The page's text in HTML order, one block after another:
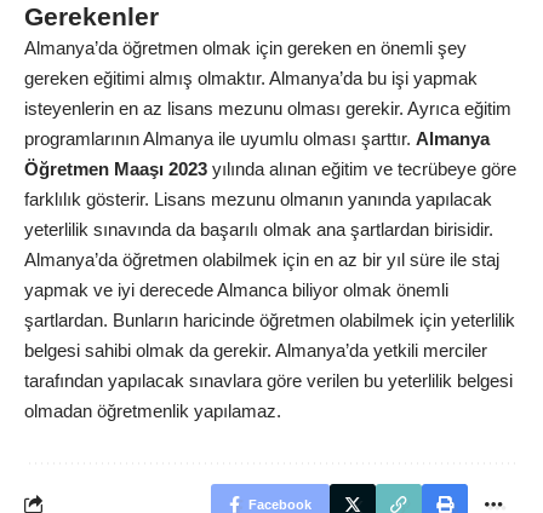
Gerekenler
Almanya’da öğretmen olmak için gereken en önemli şey
gereken eğitimi almış olmaktır. Almanya’da bu işi yapmak
isteyenlerin en az lisans mezunu olması gerekir. Ayrıca eğitim
programlarının Almanya ile uyumlu olması şarttır. Almanya
Öğretmen Maaşı 2023 yılında alınan eğitim ve tecrübeye göre
farklılık gösterir. Lisans mezunu olmanın yanında yapılacak
yeterlilik sınavında da başarılı olmak ana şartlardan birisidir.
Almanya’da öğretmen olabilmek için en az bir yıl süre ile staj
yapmak ve iyi derecede Almanca biliyor olmak önemli
şartlardan. Bunların haricinde öğretmen olabilmek için yeterlilik
belgesi sahibi olmak da gerekir. Almanya’da yetkili merciler
tarafından yapılacak sınavlara göre verilen bu yeterlilik belgesi
olmadan öğretmenlik yapılamaz.
Facebook